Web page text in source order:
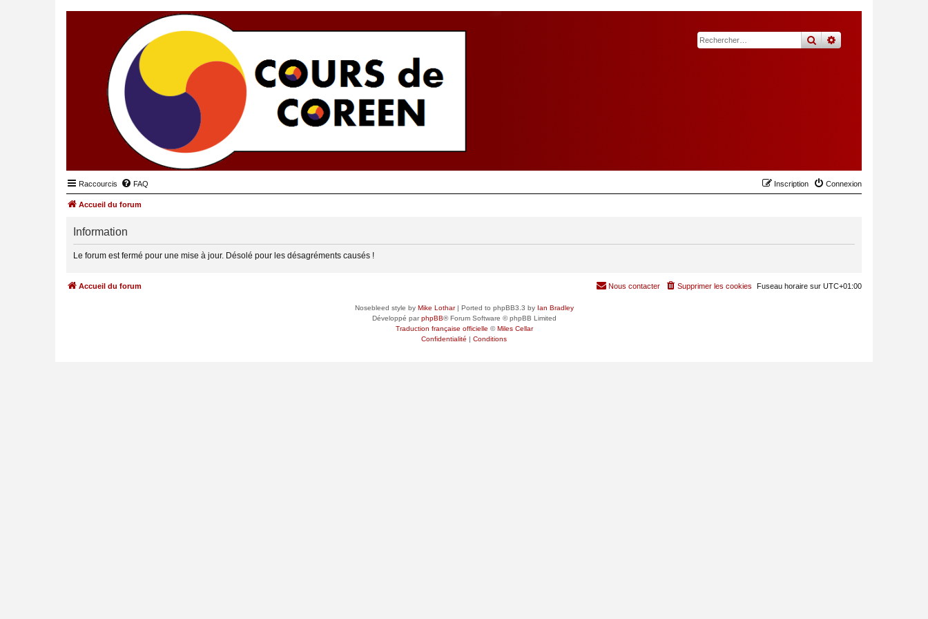
rechercher
recherche
Raccourcis FAQ Connexion
Inscription
Accueil du forum
Information
Le forum est fermé pour une mise à jour. Désolé pour les désagréments causés !
Accueil du forum Fuseau horaire sur UTC+01:00
Supprimer les cookies
Nous contacter
Nosebleed style by Mike Lothar| Ported to phpBB3.3 by Ian Bradley
Développé parphpBB® Forum Software © phpBB Limited
Traduction française officielle ©Miles Cellar
Confidentialité | Conditions